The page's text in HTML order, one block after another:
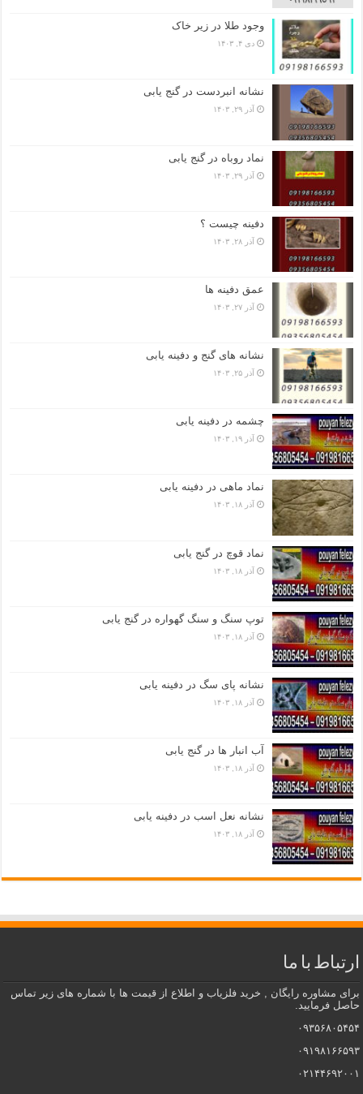
وجود طلا در زیر خاک
دی ۴, ۱۴۰۳
نشانه انبردست در گنج یابی
آذر ۲۹, ۱۴۰۳
نماد روباه در گنج یابی
آذر ۲۹, ۱۴۰۳
دفینه چیست ؟
آذر ۲۸, ۱۴۰۳
عمق دفینه ها
آذر ۲۷, ۱۴۰۳
نشانه های گنج و دفینه یابی
آذر ۲۵, ۱۴۰۳
چشمه در دفینه یابی
آذر ۱۹, ۱۴۰۳
نماد ماهی در دفینه یابی
آذر ۱۸, ۱۴۰۳
نماد قوچ در گنج یابی
آذر ۱۸, ۱۴۰۳
توپ سنگ و سنگ گهواره در گنج یابی
آذر ۱۸, ۱۴۰۳
نشانه پای سگ در دفینه یابی
آذر ۱۸, ۱۴۰۳
آب انبار ها در گنج یابی
آذر ۱۸, ۱۴۰۳
نشانه نعل اسب در دفینه یابی
آذر ۱۸, ۱۴۰۳
ارتباط با ما
برای مشاوره رایگان , خرید فلزیاب و اطلاع از قیمت ها با شماره های زیر تماس
حاصل فرمایید.
۰۹۳۵۶۸۰۵۴۵۴
۰۹۱۹۸۱۶۶۵۹۳
۰۲۱۴۴۶۹۲۰۰۱